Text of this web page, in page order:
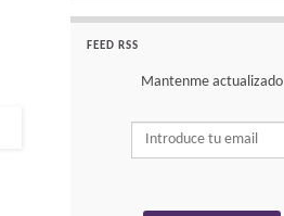
FEED RSS
Mantenme actualizado